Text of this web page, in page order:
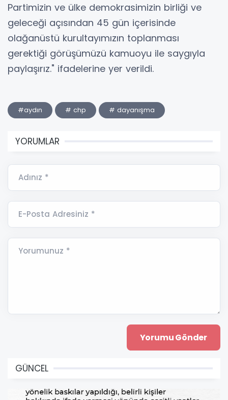
Partimizin ve ülke demokrasimizin birliği ve
geleceği açısından 45 gün içerisinde
olağanüstü kurultayımızın toplanması
gerektiği görüşümüzü kamuoyu ile saygıyla
paylaşırız." ifadelerine yer verildi.
#aydın # chp # dayanışma
YORUMLAR
Adınız *
E-Posta Adresiniz *
Yorumunuz *
GÜNCEL